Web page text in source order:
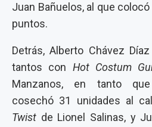
Juan Bañuelos, al que
puntos.
Detrás, Alberto Chávez
tantos con Hot Costum
Manzanos, en tanto
cosechó 31 unidades al
Twist de Lionel Salinas, y